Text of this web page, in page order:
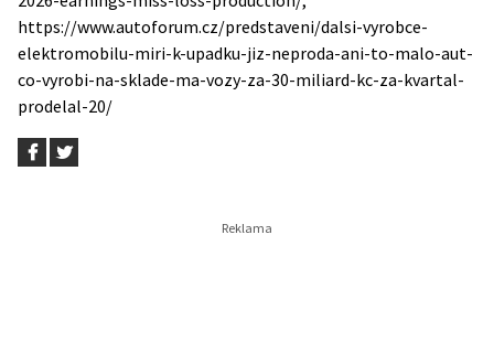
https://www.autoforum.cz/predstaveni/dalsi-vyrobce-
elektromobilu-miri-k-upadku-jiz-neproda-ani-to-malo-aut-
co-vyrobi-na-sklade-ma-vozy-za-30-miliard-kc-za-kvartal-
prodelal-20/